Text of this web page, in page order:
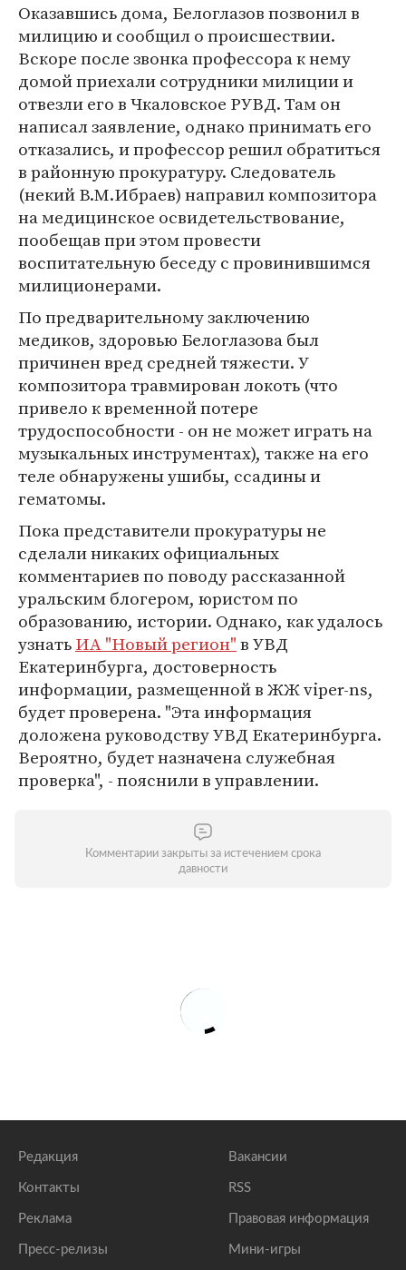
Оказавшись дома, Белоглазов позвонил в
милицию и сообщил о происшествии.
Вскоре после звонка профессора к нему
домой приехали сотрудники милиции и
отвезли его в Чкаловское РУВД. Там он
написал заявление, однако принимать его
отказались, и профессор решил обратиться
в районную прокуратуру. Следователь
(некий В.М.Ибраев) направил композитора
на медицинское освидетельствование,
пообещав при этом провести
воспитательную беседу с провинившимся
милиционерами.
По предварительному заключению
медиков, здоровью Белоглазова был
причинен вред средней тяжести. У
композитора травмирован локоть (что
привело к временной потере
трудоспособности - он не может играть на
музыкальных инструментах), также на его
теле обнаружены ушибы, ссадины и
гематомы.
Пока представители прокуратуры не
сделали никаких официальных
комментариев по поводу рассказанной
уральским блогером, юристом по
образованию, истории. Однако, как удалось
узнатьИА "Новый регион"в УВД
Екатеринбурга, достоверность
информации, размещенной в ЖЖ viper-ns,
будет проверена. "Эта информация
доложена руководству УВД Екатеринбурга.
Вероятно, будет назначена служебная
проверка", - пояснили в управлении.
Комментарии закрыты за истечением срока
давности
Редакция
Контакты
Реклама
Пресс-релизы
Вакансии
RSS
Правовая информация
Мини-игры